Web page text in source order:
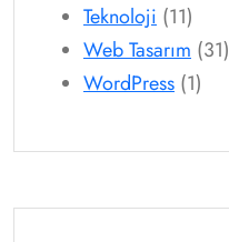
Teknoloji (11)
Web Tasarım (31)
WordPress (1)